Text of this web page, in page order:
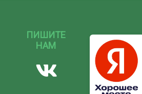
ПИШИТЕ
НАМ